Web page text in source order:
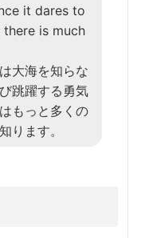
it dares to
is much
大海を知らな
跳躍する勇気
もっと多くの
ります。